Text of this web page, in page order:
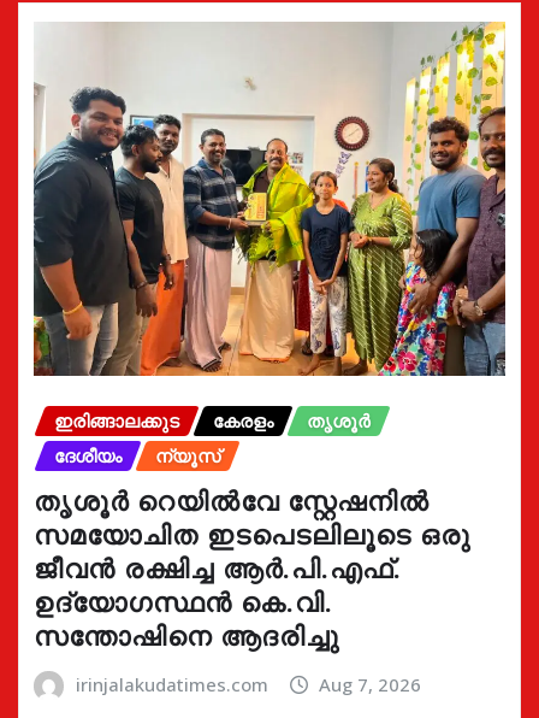
ഇരിങ്ങാലക്കുട കേരളം
തൃശൂർ
ദേശീയം
ന്യൂസ്
തൃശൂർ റെയിൽവേ സ്റ്റേഷനിൽ
സമയോചിത ഇടപെടലിലൂടെ ഒരു
ജീവൻ രക്ഷിച്ച ആർ.പി.എഫ്.
ഉദ്യോഗസ്ഥൻ കെ.വി.
സന്തോഷിനെ ആദരിച്ചു
irinjalakudatimes.com Aug 7, 2026